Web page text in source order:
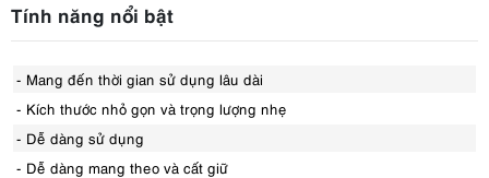
Tính năng nổi bật
- Mang đến thời gian sử dụng lâu dài
- Kích thước nhỏ gọn và trọng lượng nhẹ
- Dễ dàng sử dụng
- Dễ dàng mang theo và cất giữ